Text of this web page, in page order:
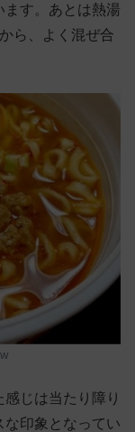
ます。あとは熱湯
ら、よく混ぜ合
じは当たり障り
な印象となってい